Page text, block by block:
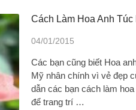
Cách Làm Hoa Anh
04/01/2015
Các bạn cũng biết Hoa
Mỹ nhân chính vì vẻ đẹp
dẫn các bạn cách làm
để trang trí …